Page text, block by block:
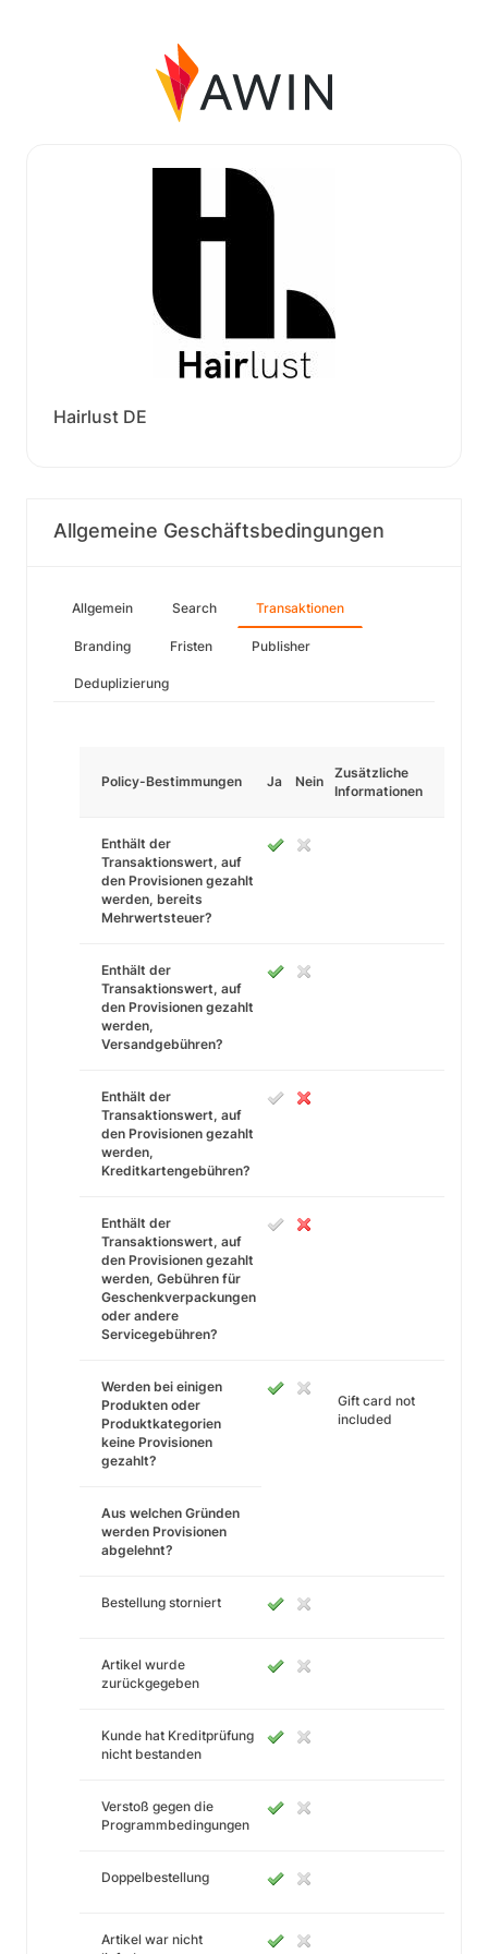
Hairlust DE
Allgemeine Geschäftsbedingungen
Allgemein Search Transaktionen
Branding Fristen Publisher
Deduplizierung
Policy-Bestimmungen Ja Nein
Zusätzliche
Informationen
Enthält der
Transaktionswert, auf
den Provisionen gezahlt
werden, bereits
Mehrwertsteuer?
Enthält der
Transaktionswert, auf
den Provisionen gezahlt
werden,
Versandgebühren?
Enthält der
Transaktionswert, auf
den Provisionen gezahlt
werden,
Kreditkartengebühren?
Enthält der
Transaktionswert, auf
den Provisionen gezahlt
werden, Gebühren für
Geschenkverpackungen
oder andere
Servicegebühren?
Werden bei einigen
Produkten oder
Produktkategorien
keine Provisionen
gezahlt?
Gift card not
included
Aus welchen Gründen
werden Provisionen
abgelehnt?
Bestellung storniert
Artikel wurde
zurückgegeben
Kunde hat Kreditprüfung
nicht bestanden
Verstoß gegen die
Programmbedingungen
Doppelbestellung
Artikel war nicht